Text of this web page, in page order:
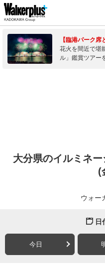
【臨港パーク席
花火を間近で堪
ル」鑑賞ツアー
大分県のイルミネ
(
ウォー
日
今日